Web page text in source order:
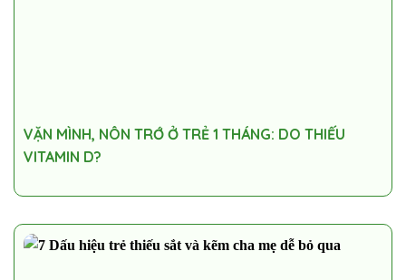
VẶN MÌNH, NÔN TRỚ Ở TRẺ 1 THÁNG: DO THIẾU
VITAMIN D?